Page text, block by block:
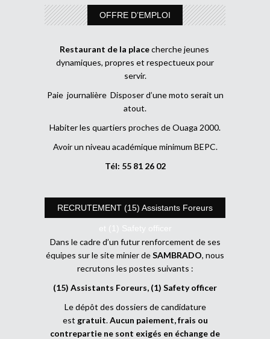
OFFRE D’EMPLOI
Restaurant de la placecherche jeunes
dynamiques, propres et respectueux pour
servir.
Paie journalière Disposer d’une moto serait un
atout.
Habiter les quartiers proches de Ouaga 2000.
Avoir un niveau académique minimum BEPC.
Tél: 55 81 26 02
RECRUTEMENT (15) Assistants Foreurs
et (1) Safety officer
Dans le cadre d’un futur renforcement de ses
équipes sur le site minier deSAMBRADO, nous
recrutons les postes suivants :
(15) Assistants Foreurs, (1) Safety officer
Le dépôt des dossiers de candidature
est gratuit.Aucun paiement, frais ou
contrepartie ne sont exigés en échange de